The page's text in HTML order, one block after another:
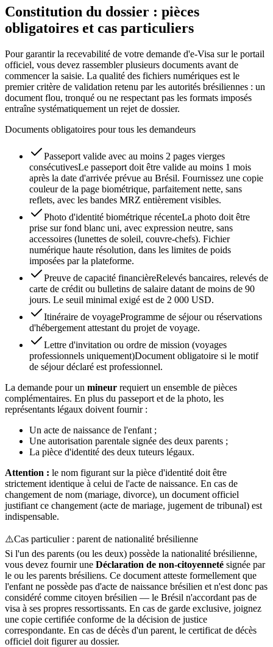
Constitution du dossier : pièces
obligatoires et cas particuliers
Pour garantir la recevabilité de votre demande d'e-Visa sur le portail
officiel, vous devez rassembler plusieurs documents avant de
commencer la saisie. La qualité des fichiers numériques est le
premier critère de validation retenu par les autorités brésiliennes : un
document flou, tronqué ou ne respectant pas les formats imposés
entraîne systématiquement un rejet de dossier.
Documents obligatoires pour tous les demandeurs
Passeport valide avec au moins 2 pages vierges
consécutivesLe passeport doit être valide au moins 1 mois
après la date d'arrivée prévue au Brésil. Fournissez une copie
couleur de la page biométrique, parfaitement nette, sans
reflets, avec les bandes MRZ entièrement visibles.
Photo d'identité biométrique récenteLa photo doit être
prise sur fond blanc uni, avec expression neutre, sans
accessoires (lunettes de soleil, couvre-chefs). Fichier
numérique haute résolution, dans les limites de poids
imposées par la plateforme.
Preuve de capacité financièreRelevés bancaires, relevés de
carte de crédit ou bulletins de salaire datant de moins de 90
jours. Le seuil minimal exigé est de 2 000 USD.
Itinéraire de voyageProgramme de séjour ou réservations
d'hébergement attestant du projet de voyage.
Lettre d'invitation ou ordre de mission (voyages
professionnels uniquement)Document obligatoire si le motif
de séjour déclaré est professionnel.
La demande pour un mineur requiert un ensemble de pièces
complémentaires. En plus du passeport et de la photo, les
représentants légaux doivent fournir :
Un acte de naissance de l'enfant ;
Une autorisation parentale signée des deux parents ;
La pièce d'identité des deux tuteurs légaux.
Attention : le nom figurant sur la pièce d'identité doit être
strictement identique à celui de l'acte de naissance. En cas de
changement de nom (mariage, divorce), un document officiel
justifiant ce changement (acte de mariage, jugement de tribunal) est
indispensable.
⚠️Cas particulier : parent de nationalité brésilienne
Si l'un des parents (ou les deux) possède la nationalité brésilienne,
vous devez fournir une Déclaration de non-citoyenneté signée par
le ou les parents brésiliens. Ce document atteste formellement que
l'enfant ne possède pas d'acte de naissance brésilien et n'est donc pas
considéré comme citoyen brésilien — le Brésil n'accordant pas de
visa à ses propres ressortissants. En cas de garde exclusive, joignez
une copie certifiée conforme de la décision de justice
correspondante. En cas de décès d'un parent, le certificat de décès
officiel doit figurer au dossier.